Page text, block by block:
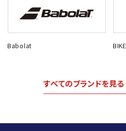
Babolat BIKE
すべてのブランドを見る